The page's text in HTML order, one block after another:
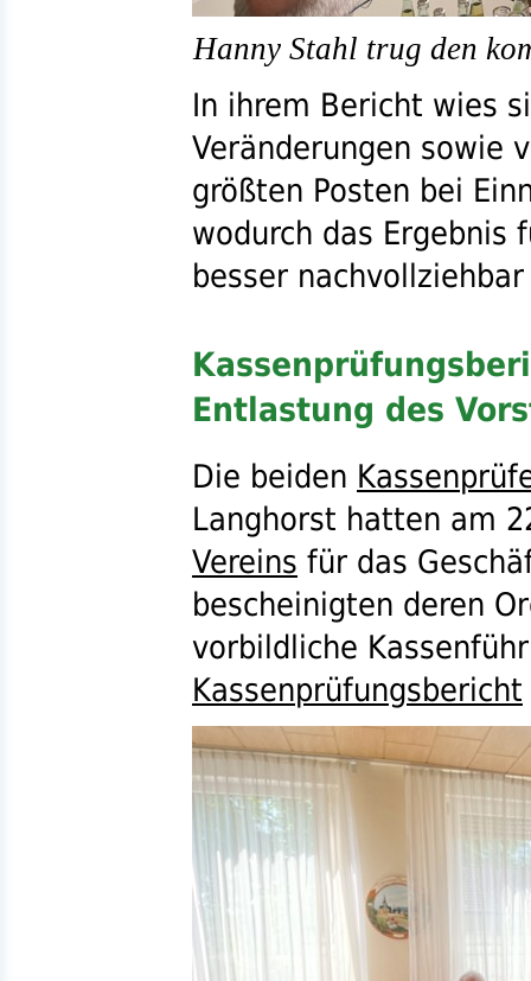
Hanny Stahl trug den
In ihrem Bericht wies
Veränderungen sowie
größten Posten bei
wodurch das Ergebnis
besser
Entlastung des
Die beiden
Langhorst hatten am
Vereins für das
bescheinigten deren
vorbildliche
Kassenprüfungsbericht